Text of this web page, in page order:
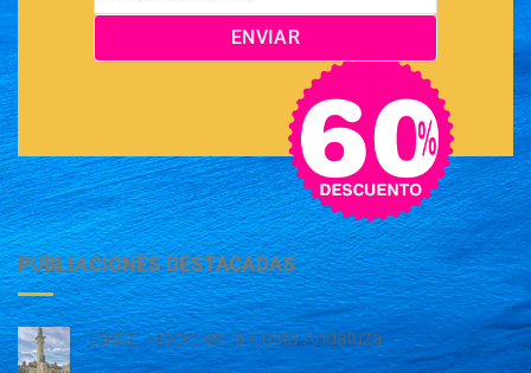
PUBLIACIONES DESTACADAS
Cádiz: Tesoro en la Costa Andaluza